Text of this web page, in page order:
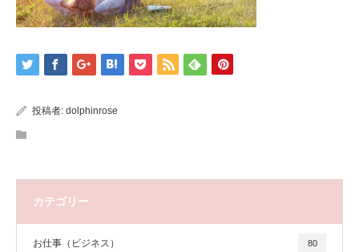
投稿者: dolphinrose
カテゴリー
お仕事（ビジネス） 80